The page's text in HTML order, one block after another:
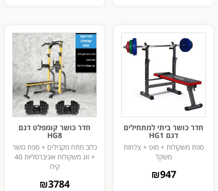
חדר כושר ביתי למתחילים
דגם HG1
ספת משקולות + מוט + צלחות
משקל
₪947
חדר כושר קומפלט דגם
HG8
כלוב מתח מקבילים + ספת כושר
+ זוג משקולות אוניברסליות 40
קילו
₪3784